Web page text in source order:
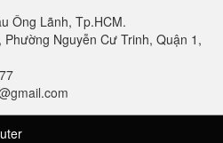
Ông Lãnh, Tp.HCM.
Nguyễn Cư Trinh, Quận 1,